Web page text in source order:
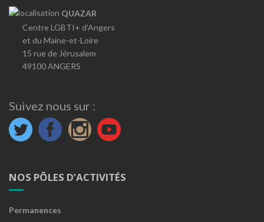
QUAZAR
Centre LGBTI+ d’Angers
et du Maine-et-Loire
15 rue de Jérusalem
49100 ANGERS
Suivez nous sur :
NOS PÔLES D’ACTIVITÉS
Permanences